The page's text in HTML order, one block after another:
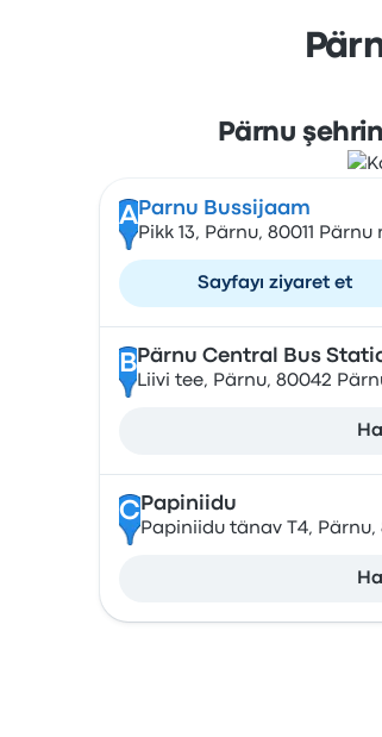
Pärnu
A Parnu Bussijaam
Pikk 13, Pärnu, 80011
Sayfayı ziyaret et
B Pärnu Central Bus
Liivi tee, Pärnu, 80042
CPapiniidu
Papiniidu tänav T4,